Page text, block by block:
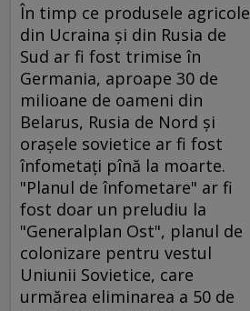
În timp ce produsele agricole
din Ucraina şi din Rusia de
Sud ar fi fost trimise în
Germania, aproape 30 de
milioane de oameni din
Belarus, Rusia de Nord şi
oraşele sovietice ar fi fost
înfometaţi pînă la moarte.
"Planul de înfometare" ar fi
fost doar un preludiu la
"Generalplan Ost", planul de
colonizare pentru vestul
Uniunii Sovietice, care
urmărea eliminarea a 50 de